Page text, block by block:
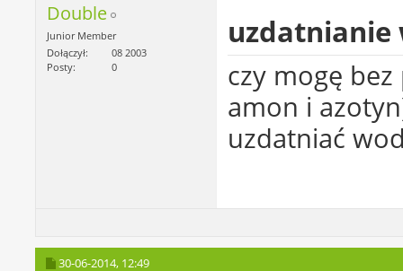
Double
Junior Member
Dołączył
08 2003
Posty
0
uzdatnianie
czy mogę
amon i
uzdatniać
30-06-2014, 12:49